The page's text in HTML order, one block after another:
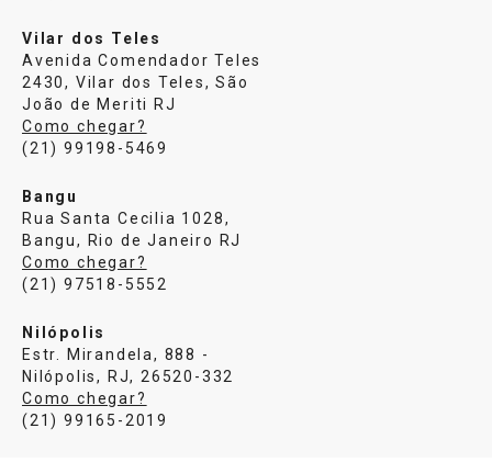
Vilar dos Teles
Avenida Comendador Teles
2430, Vilar dos Teles, São
João de Meriti RJ
Como chegar?
(21) 99198-5469
Bangu
Rua Santa Cecilia 1028,
Bangu, Rio de Janeiro RJ
Como chegar?
(21) 97518-5552
Nilópolis
Estr. Mirandela, 888 -
Nilópolis, RJ, 26520-332
Como chegar?
(21) 99165-2019